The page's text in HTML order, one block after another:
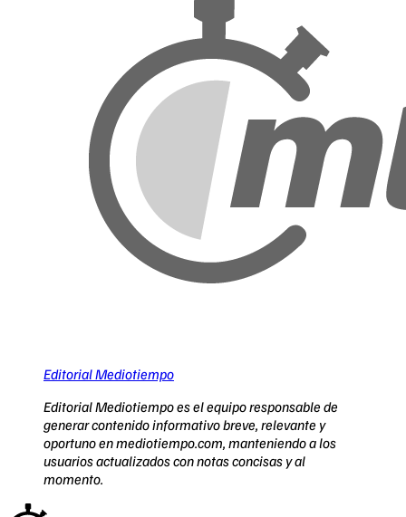
Editorial Mediotiempo
Editorial Mediotiempo es el equipo responsable de
generar contenido informativo breve, relevante y
oportuno en mediotiempo.com, manteniendo a los
usuarios actualizados con notas concisas y al
momento.